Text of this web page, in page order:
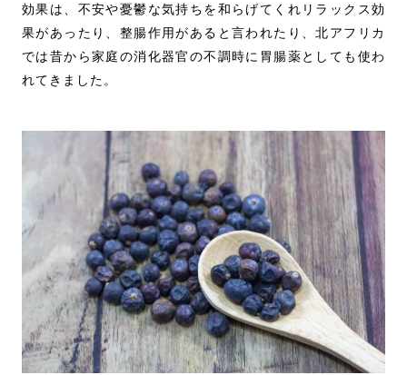
効果は、不安や憂鬱な気持ちを和らげてくれリラックス効
果があったり、整腸作用があると言われたり、北アフリカ
では昔から家庭の消化器官の不調時に胃腸薬としても使わ
れてきました。